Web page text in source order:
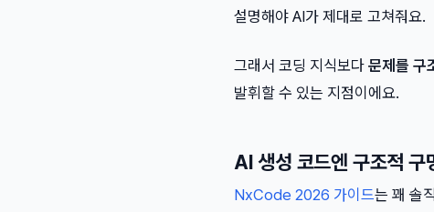
설명해야 AI가 제대로 고쳐줘요.
그래서 코딩 지식보다 문제를 구
발휘할 수 있는 지점이에요.
AI 생성 코드엔 구조적 구
NxCode 2026 가이드는 꽤 솔